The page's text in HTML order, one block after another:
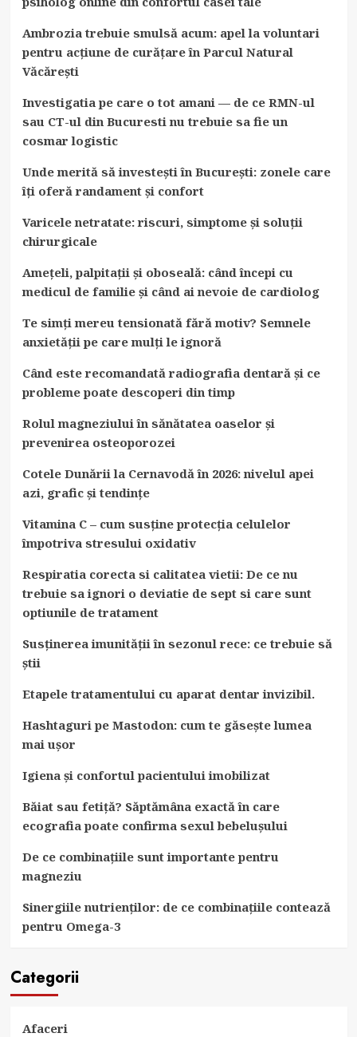
Ambrozia trebuie smulsă acum: apel la voluntari
pentru acțiune de curățare în Parcul Natural
Văcărești
Investigatia pe care o tot amani — de ce RMN-ul
sau CT-ul din Bucuresti nu trebuie sa fie un
cosmar logistic
Unde merită să investești în București: zonele care
îți oferă randament și confort
Varicele netratate: riscuri, simptome și soluții
chirurgicale
Amețeli, palpitații și oboseală: când începi cu
medicul de familie și când ai nevoie de cardiolog
Te simți mereu tensionată fără motiv? Semnele
anxietății pe care mulți le ignoră
Când este recomandată radiografia dentară și ce
probleme poate descoperi din timp
Rolul magneziului în sănătatea oaselor și
prevenirea osteoporozei
Cotele Dunării la Cernavodă în 2026: nivelul apei
azi, grafic și tendințe
Vitamina C – cum susține protecția celulelor
împotriva stresului oxidativ
Respiratia corecta si calitatea vietii: De ce nu
trebuie sa ignori o deviatie de sept si care sunt
optiunile de tratament
Susținerea imunității în sezonul rece: ce trebuie să
știi
Etapele tratamentului cu aparat dentar invizibil.
Hashtaguri pe Mastodon: cum te găsește lumea
mai ușor
Igiena și confortul pacientului imobilizat
Băiat sau fetiță? Săptămâna exactă în care
ecografia poate confirma sexul bebelușului
De ce combinațiile sunt importante pentru
magneziu
Sinergiile nutrienților: de ce combinațiile contează
pentru Omega-3
Categorii
Afaceri